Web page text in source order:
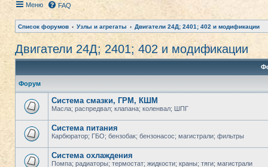
Меню FAQ
Список форумов Узлы и агрегаты Двигатели 24Д; 2401; 402 и модификации
Двигатели 24Д; 2401; 402 и модификации
Форум
Система смазки, ГРМ, КШМ
Масла; распредвал; клапана; коленвал; ШПГ
Система питания
Карбюратор; ГБО; бензобак; бензонасос; магистрали; фильтры
Система охлаждения
Помпа; радиаторы; термостат; жидкости; краны; тяги; магистрали